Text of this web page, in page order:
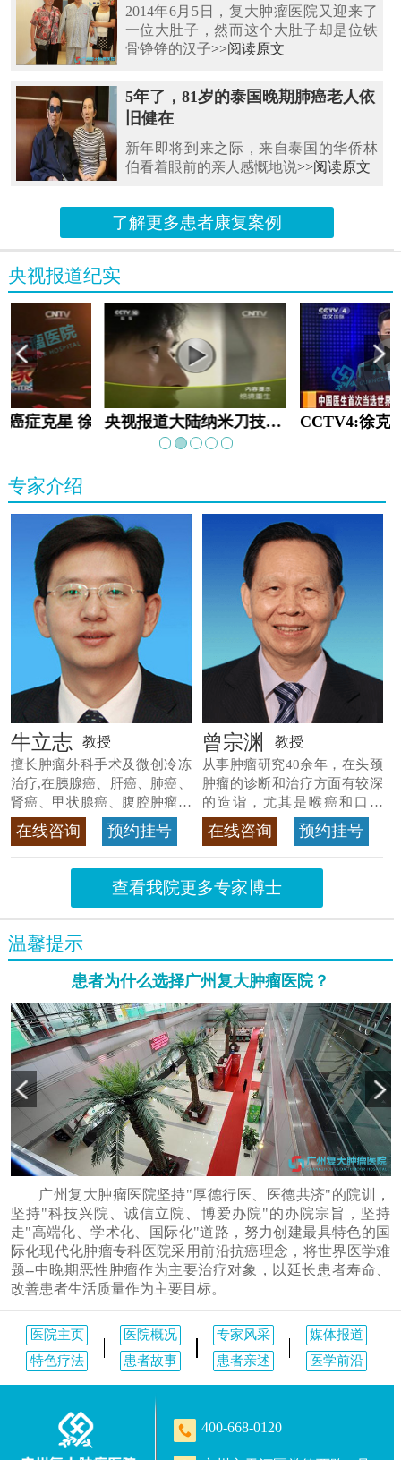
2014年6月5日，复大肿瘤医院又迎来了
一位大肚子，然而这个大肚子却是位铁
骨铮铮的汉子>>阅读原文
5年了，81岁的泰国晚期肺癌老人依
旧健在
新年即将到来之际，来自泰国的华侨林
伯看着眼前的亲人感慨地说>>阅读原文
了解更多患者康复案例
央视报道纪实
癌症克星 徐克成 央视报道大陆纳米刀技术手术：绝境重生
专家介绍
牛立志 教授
擅长肿瘤外科手术及微创冷冻
治疗,在胰腺癌、肝癌、肺癌、
肾癌、甲状腺癌、腹腔肿瘤等
>>查看专家详情
在线咨询 预约挂号
曾宗渊 教授
从事肿瘤研究40余年，在头颈
肿瘤的诊断和治疗方面有较深
的造诣，尤其是喉癌和口腔
癌，迄今仍是广东喉癌单病种
首席专家 >>查看专家详情
在线咨询 预约挂号
查看我院更多专家博士
温馨提示
患者为什么选择广州复大肿瘤医院？
广州复大肿瘤医院坚持"厚德行医、医德共济"的院训，
坚持"科技兴院、诚信立院、博爱办院"的办院宗旨，坚持
走"高端化、学术化、国际化"道路，努力创建最具特色的国
际化现代化肿瘤专科医院采用前沿抗癌理念，将世界医学难
题--中晚期恶性肿瘤作为主要治疗对象，以延长患者寿命、
改善患者生活质量作为主要目标。
医院主页 医院概况 专家风采
媒体报道
特色疗法
患者故事 患者亲述 医学前沿
400-668-0120